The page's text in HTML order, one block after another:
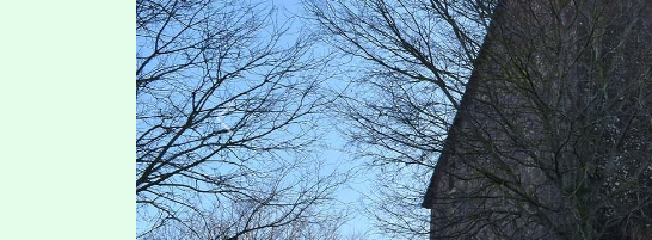
Previous